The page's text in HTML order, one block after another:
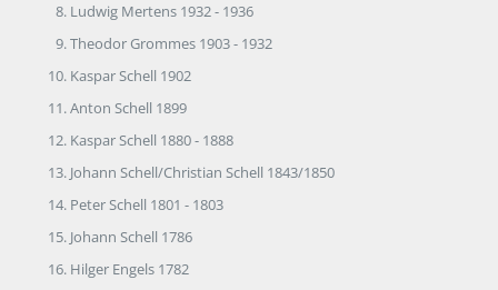
Ludwig Mertens 1932 - 1936
Theodor Grommes 1903 - 1932
Kaspar Schell 1902
Anton Schell 1899
Kaspar Schell 1880 - 1888
Johann Schell/Christian Schell 1843/1850
Peter Schell 1801 - 1803
Johann Schell 1786
Hilger Engels 1782